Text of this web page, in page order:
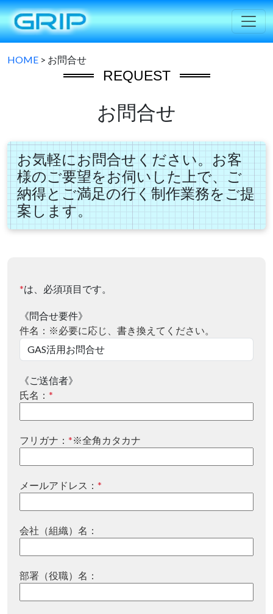
HOME > お問合せ
REQUEST
お問合せ
お気軽にお問合せください。お客
様のご要望をお伺いした上で、ご
納得とご満足の行く制作業務をご提
案します。
*は、必須項目です。
《問合せ要件》
件名：※必要に応じ、書き換えてください。
《ご送信者》
氏名： *
フリガナ： *※全角カタカナ
メールアドレス： *
会社（組織）名：
部署（役職）名：